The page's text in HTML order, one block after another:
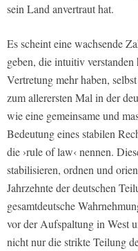
sein Land anvertraut hat.
Es scheint eine wachsende
geben, die intuitiv
Vertretung mehr haben,
zum allerersten Mal in der
wie eine gemeinsame und
Bedeutung eines stabilen
die ›rule of law‹ nennen.
stabilisieren, ordnen und
Jahrzehnte der deutschen
gesamtdeutsche
vor der Aufspaltung in West
nicht nur die strikte Teilung